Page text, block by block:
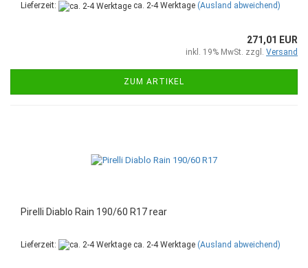
Lieferzeit: ca. 2-4 Werktage (Ausland abweichend)
271,01 EUR
inkl. 19% MwSt. zzgl. Versand
ZUM ARTIKEL
Pirelli Diablo Rain 190/60 R17 rear
Lieferzeit: ca. 2-4 Werktage (Ausland abweichend)